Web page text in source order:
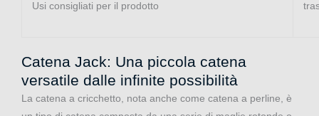
Usi consigliati per il prodotto
Catena Jack: Una piccola catena
versatile dalle infinite possibilità
La catena a cricchetto, nota anche come catena a perline, è